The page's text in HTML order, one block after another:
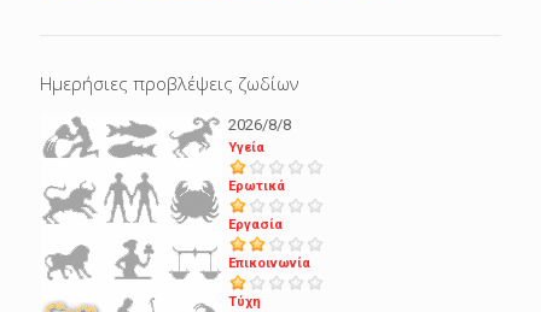
Ημερήσιες προβλέψεις ζωδίων
2026/8/8
Υγεία
Ερωτικά
Εργασία
Επικοινωνία
Τύχη